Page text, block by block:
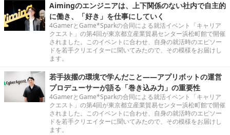
Aimingのエンジニアは、上下関係のない社内で自主的
に働き、「好き」を仕事にしていく
4GamerとGame*Sparkの合同による就活イベント「キャリア
クエスト」の第4回が東京都立産業貿易センター浜松町館で開催
されました。このイベントに合わせ、自身の就活時のエピソー
ドを若手クリエイターに聞いてみたので、その模様をお届けし
ます。
若手抜擢の環境で学んだこと――アプリボットの運営
プロデューサーが語る「巻き込み力」の重要性
4GamerとGame*Sparkの合同による就活イベント「キャリア
クエスト」の第4回が東京都立産業貿易センター浜松町館で開催
されました。このイベントに合わせ、自身の就活時のエピソー
ドを若手クリエイターに聞いてみたので、その模様をお届けし
ます。